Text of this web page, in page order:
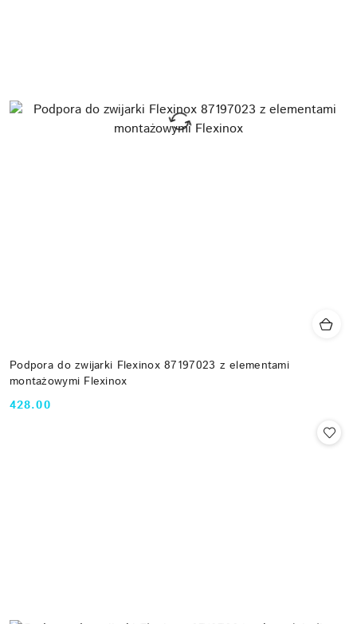
Podpora do zwijarki Flexinox 87197023 z elementami
montażowymi Flexinox
Cena:
428.00